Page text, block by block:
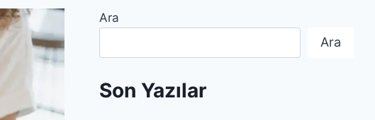
Ara
Ara
Son Yazılar